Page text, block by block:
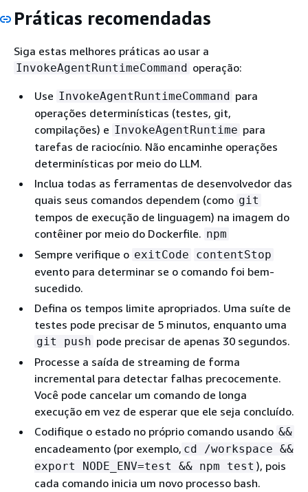
Práticas recomendadas
Siga estas melhores práticas ao usar a
InvokeAgentRuntimeCommand operação:
Use InvokeAgentRuntimeCommand para
operações determinísticas (testes, git,
compilações) e InvokeAgentRuntime para
tarefas de raciocínio. Não encaminhe operações
determinísticas por meio do LLM.
Inclua todas as ferramentas de desenvolvedor das
quais seus comandos dependem (como git
tempos de execução de linguagem) na imagem do
contêiner por meio do Dockerfile. npm
Sempre verifique o exitCode contentStop
evento para determinar se o comando foi bem-
sucedido.
Defina os tempos limite apropriados. Uma suíte de
testes pode precisar de 5 minutos, enquanto uma
git push pode precisar de apenas 30 segundos.
Processe a saída de streaming de forma
incremental para detectar falhas precocemente.
Você pode cancelar um comando de longa
execução em vez de esperar que ele seja concluído.
Codifique o estado no próprio comando usando &&
encadeamento (por exemplo, cd /workspace &&
export NODE_ENV=test && npm test ), pois
cada comando inicia um novo processo bash.